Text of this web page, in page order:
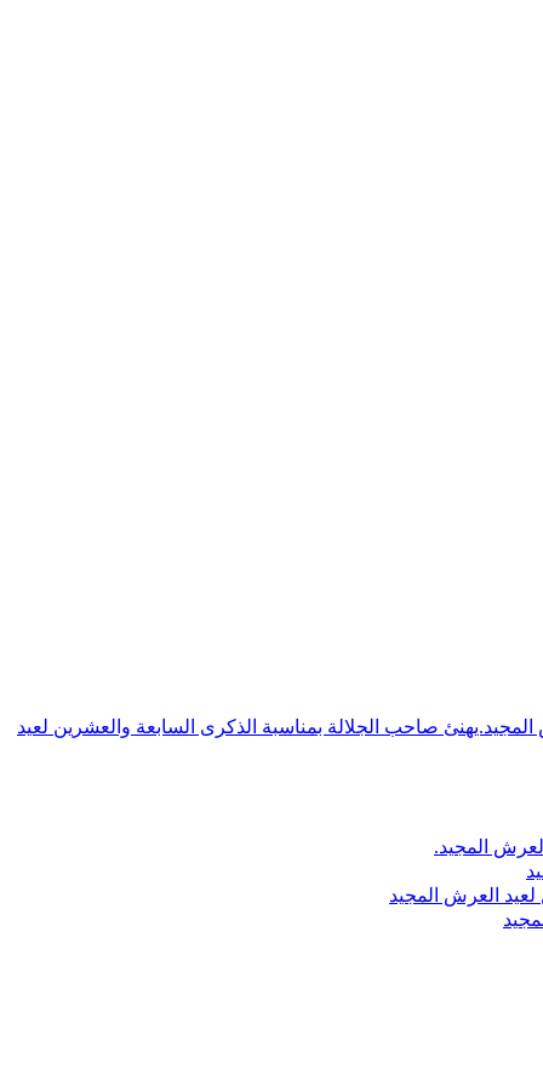
صاحب الجلالة بمناسبة الذكرى السابعة والعشرين لعيد
المجيد.
العرش المجيد